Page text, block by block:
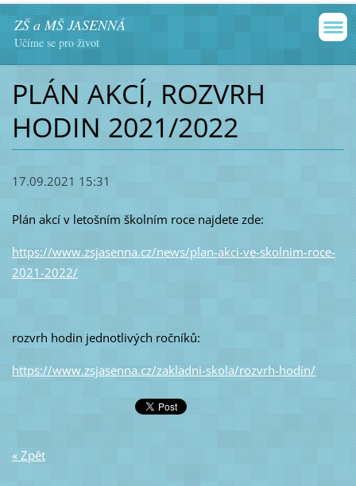
ZŠ a MŠ JASENNÁ
Učíme se pro život
PLÁN AKCÍ, ROZVRH
HODIN 2021/2022
17.09.2021 15:31
Plán akcí v letošním školním roce najdete zde:
https://www.zsjasenna.cz/news/plan-akci-ve-skolnim-roce-
2021-2022/
rozvrh hodin jednotlivých ročníků:
https://www.zsjasenna.cz/zakladni-skola/rozvrh-hodin/
« Zpět